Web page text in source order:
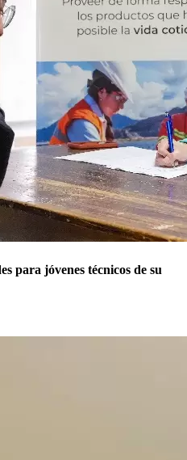
para jóvenes técnicos de su